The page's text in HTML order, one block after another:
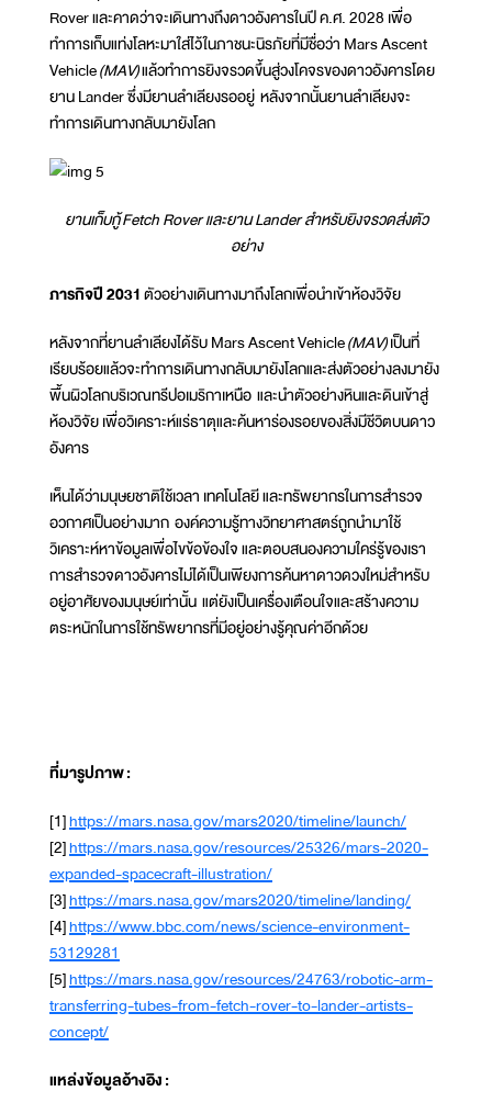
Rover และคาดว่าจะเดินทางถึงดาวอังคารในปี ค.ศ. 2028 เพื่อ
ทำการเก็บแท่งโลหะมาใส่ไว้ในภาชนะนิรภัยที่มีชื่อว่า Mars Ascent
Vehicle(MAV)แล้วทำการยิงจรวดขึ้นสู่วงโคจรของดาวอังคารโดย
ยาน Lander ซึ่งมียานลำเลียงรออยู่ หลังจากนั้นยานลำเลียงจะ
ทำการเดินทางกลับมายังโลก
ยานเก็บกู้Fetch Rover และยาน Lander สำหรับยิงจรวดส่งตัว
อย่าง
ภารกิจปี 2031ตัวอย่างเดินทางมาถึงโลกเพื่อนำเข้าห้องวิจัย
หลังจากที่ยานลำเลียงได้รับ Mars Ascent Vehicle(MAV)เป็นที่
เรียบร้อยแล้วจะทำการเดินทางกลับมายังโลกและส่งตัวอย่างลงมายัง
พื้นผิวโลกบริเวณทรีปอเมริกาเหนือ และนำตัวอย่างหินและดินเข้าสู่
ห้องวิจัย เพื่อวิเคราะห์แร่ธาตุและค้นหาร่องรอยของสิ่งมีชีวิตบนดาว
อังคาร
เห็นได้ว่ามนุษยชาติใช้เวลา เทคโนโลยี และทรัพยากรในการสำรวจ
อวกาศเป็นอย่างมาก องค์ความรู้ทางวิทยาศาสตร์ถูกนำมาใช้
วิเคราะห์หาข้อมูลเพื่อไขข้อข้องใจ และตอบสนองความใคร่รู้ของเรา
การสำรวจดาวอังคารไม่ได้เป็นเพียงการค้นหาดาวดวงใหม่สำหรับ
อยู่อาศัยของมนุษย์เท่านั้น แต่ยังเป็นเครื่องเตือนใจและสร้างความ
ตระหนักในการใช้ทรัพยากรที่มีอยู่อย่างรู้คุณค่าอีกด้วย
ที่มารูปภาพ:
[1]https://mars.nasa.gov/mars2020/timeline/launch/
[2]https://mars.nasa.gov/resources/25326/mars-2020-
expanded-spacecraft-illustration/
[3]https://mars.nasa.gov/mars2020/timeline/landing/
[4]https://www.bbc.com/news/science-environment-
53129281
[5]https://mars.nasa.gov/resources/24763/robotic-arm-
transferring-tubes-from-fetch-rover-to-lander-artists-
concept/
แหล่งข้อมูลอ้างอิง :